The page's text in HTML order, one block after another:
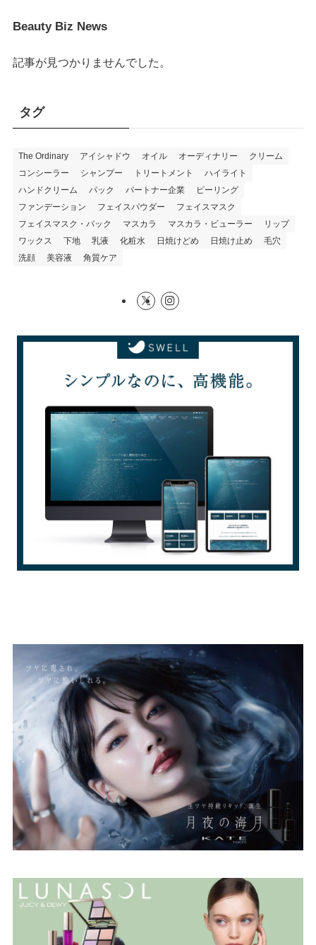
Beauty Biz News
記事が見つかりませんでした。
タグ
The Ordinary アイシャドウ オイル オーディナリー
クリーム
コンシーラー
シャンプー トリートメント
ハイライト
ハンドクリーム
パック パートナー企業
ピーリング
ファンデーション
フェイスパウダー
フェイスマスク
フェイスマスク・パック
マスカラ マスカラ・ビューラー
リップ
ワックス
下地 乳液 化粧水 日焼けどめ 日焼け止め
毛穴
洗顔
美容液 角質ケア